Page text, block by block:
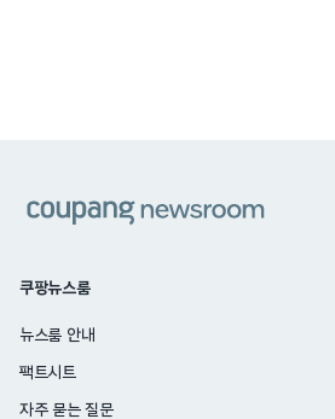
쿠팡뉴스룸
뉴스룸 안내
팩트시트
자주 묻는 질문